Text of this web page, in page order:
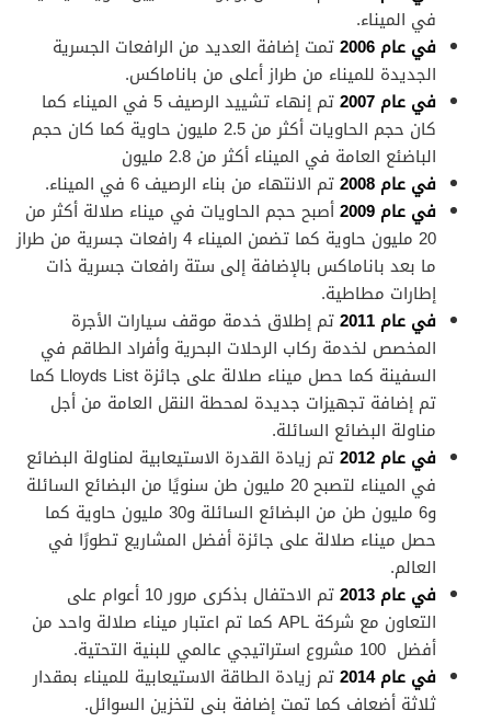
في الميناء.
في عام 2006
تمت إضافة العديد من الرافعات الجسرية
الجديدة للميناء من طراز أعلى من باناماكس.
في عام 2007
تم إنهاء تشييد الرصيف 5 في الميناء كما
كان حجم الحاويات أكثر من 2.5 مليون حاوية كما كان حجم
الباضئع العامة في الميناء أكثر من 2.8 مليون
في عام 2008
تم الانتهاء من بناء الرصيف 6 في الميناء.
في عام 2009
أصبح حجم الحاويات في ميناء صلالة أكثر من
20 مليون حاوية كما تضمن الميناء 4 رافعات جسرية من طراز
ما بعد باناماكس بالإضافة إلى ستة رافعات جسرية ذات
إطارات مطاطية.
في عام 2011
تم إطلاق خدمة موقف سيارات الأجرة
المخصص لخدمة ركاب الرحلات البحرية وأفراد الطاقم في
السفينة كما حصل ميناء صلالة على جائزة Lloyds List كما
تم إضافة تجهيزات جديدة لمحطة النقل العامة من أجل
مناولة البضائع السائلة.
في عام 2012
تم زيادة القدرة الاستيعابية لمناولة البضائع
في الميناء لتصبح 20 مليون طن سنويًا من البضائع السائلة
و6 مليون طن من البضائع السائلة و30 مليون حاوية كما
حصل ميناء صلالة على جائزة أفضل المشاريع تطورًا في
العالم.
في عام 2013
تم الاحتفال بذكرى مرور 10 أعوام على
التعاون مع شركة APL كما تم اعتبار ميناء صلالة واحد من
أفضل 100 مشروع استراتيجي عالمي للبنية التحتية.
في عام 2014
تم زيادة الطاقة الاستيعابية للميناء بمقدار
ثلاثة أضعاف كما تمت إضافة بنى لتخزين السوائل.